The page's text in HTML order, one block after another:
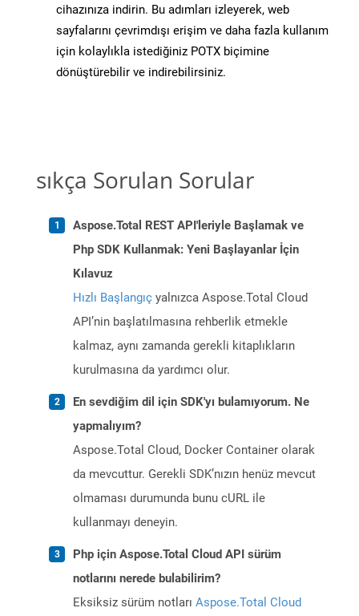
cihazınıza indirin. Bu adımları izleyerek, web
sayfalarını çevrimdışı erişim ve daha fazla kullanım
için kolaylıkla istediğiniz POTX biçimine
dönüştürebilir ve indirebilirsiniz.
sıkça Sorulan Sorular
Aspose.Total REST API'leriyle Başlamak ve
Php SDK Kullanmak: Yeni Başlayanlar İçin
Kılavuz
Hızlı Başlangıç yalnızca Aspose.Total Cloud
API’nin başlatılmasına rehberlik etmekle
kalmaz, aynı zamanda gerekli kitaplıkların
kurulmasına da yardımcı olur.
En sevdiğim dil için SDK'yı bulamıyorum. Ne
yapmalıyım?
Aspose.Total Cloud, Docker Container olarak
da mevcuttur. Gerekli SDK’nızın henüz mevcut
olmaması durumunda bunu cURL ile
kullanmayı deneyin.
Php için Aspose.Total Cloud API sürüm
notlarını nerede bulabilirim?
Eksiksiz sürüm notları Aspose.Total Cloud